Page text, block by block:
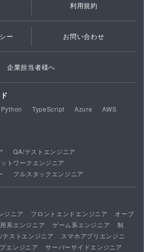
利用規約
ー お問い合わせ
企業担当者様へ
Python TypeScript Azure
AWS
QA/テストエンジニア
トワークエンジニア
フルスタックエンジニア
ジニア フロントエンドエンジニア
オープ
系エンジニア ゲーム系エンジニア
制
テストエンジニア
スマホアプリエンジニ
エンジニア
サーバーサイドエンジニア